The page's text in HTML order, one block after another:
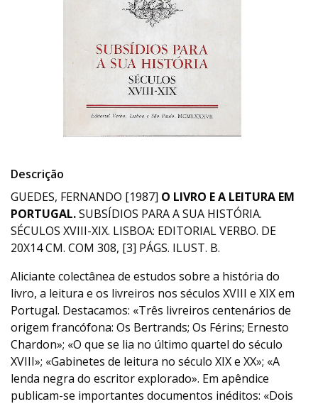
Descrição
GUEDES, FERNANDO [1987] O LIVRO E A LEITURA EM
PORTUGAL.SUBSÍDIOS PARA A SUA HISTÓRIA.
SÉCULOS XVIII-XIX. LISBOA: EDITORIAL VERBO. DE
20X14 CM. COM 308, [3] PÁGS. ILUST. B.
Aliciante colectânea de estudos sobre a história do
livro, a leitura e os livreiros nos séculos XVIII e XIX em
Portugal. Destacamos: «Três livreiros centenários de
origem francófona: Os Bertrands; Os Férins; Ernesto
Chardon»; «O que se lia no último quartel do século
XVIII»; «Gabinetes de leitura no século XIX e XX»; «A
lenda negra do escritor explorado». Em apêndice
publicam-se importantes documentos inéditos: «Dois